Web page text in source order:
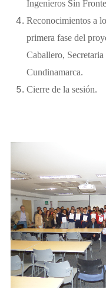
Ingenieros Sin
Reconocimientos a
primera fase del
Caballero,
Cundinamarca.
Cierre de la sesión.